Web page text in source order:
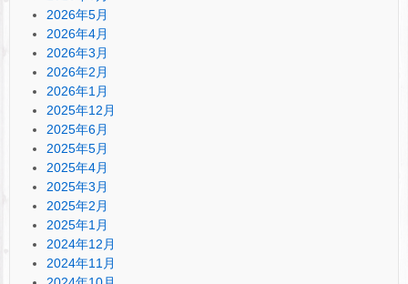
2026年5月
2026年4月
2026年3月
2026年2月
2026年1月
2025年12月
2025年6月
2025年5月
2025年4月
2025年3月
2025年2月
2025年1月
2024年12月
2024年11月